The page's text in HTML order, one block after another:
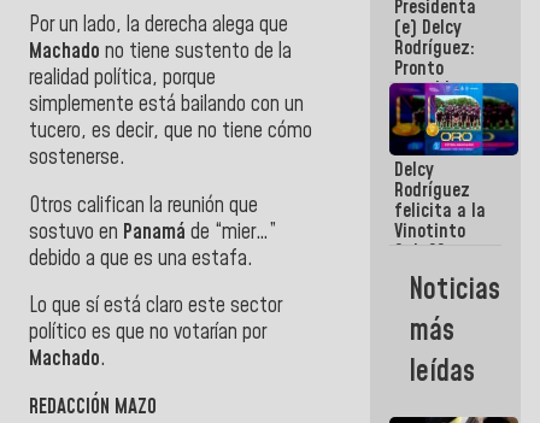
Por un lado, la derecha alega que
Machado no tiene sustento de la
realidad política, porque
simplemente está bailando con un
tucero, es decir, que no tiene cómo
sostenerse.
Otros califican la reunión que
sostuvo en Panamá de “mier…”
debido a que es una estafa.
Lo que sí está claro este sector
político es que no votarían por
Machado.
REDACCIÓN MAZO
historia en
los
Centroamericanos
Presidenta
(e) Delcy
Rodríguez:
Pronto
restableceremos
las
operaciones
en el
Aeropuerto
Internacional
de
Maiquetía
Delcy
Rodríguez
felicita a la
Vinotinto
Sub 20
campeona
frente
México Sub
23 en los
Centroamericanos
Noticias
más
leídas